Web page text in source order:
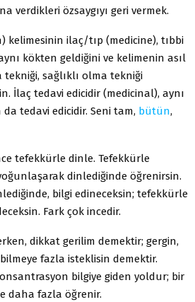
verdikleri özsaygıyı geri vermek.
kelimesinin ilaç/tıp (medicine), tıbbi
kökten geldiğini ve kelimenin asıl
tekniği, sağlıklı olma tekniği
İlaç tedavi edicidir (medicinal), aynı
tedavi edicidir. Seni tam, bütün,
tefekkürle dinle. Tefekkürle
dinlediğinde öğrenirsin.
bilgi edineceksin; tefekkürle
Fark çok incedir.
dikkat gerilim demektir; gergin,
fazla isteklisin demektir.
bilgiye giden yoldur; bir
daha fazla öğrenir.